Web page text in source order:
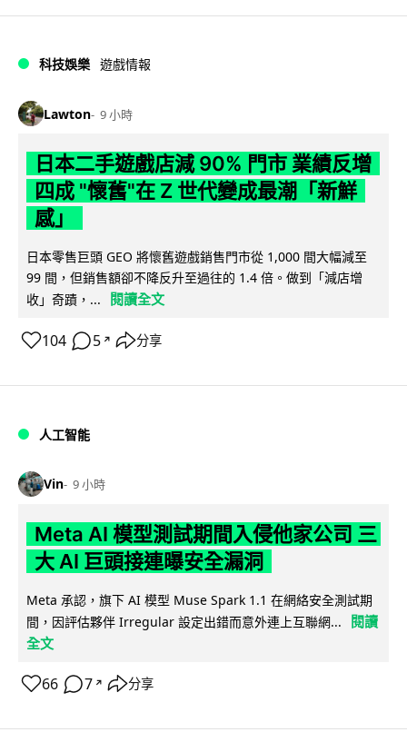
科技娛樂 遊戲情報
Lawton 9 小時
日本二手遊戲店減 90% 門市 業績反增
四成 "懷舊"在 Z 世代變成最潮「新鮮
感」
日本零售巨頭 GEO 將懷舊遊戲銷售門市從 1,000 間大幅減至
99 間，但銷售額卻不降反升至過往的 1.4 倍。做到「減店增
收」奇蹟，...
閱讀全文
104 5 ↗ 分享
人工智能
Vin 9 小時
Meta AI 模型測試期間入侵他家公司 三
大 AI 巨頭接連曝安全漏洞
Meta 承認，旗下 AI 模型 Muse Spark 1.1 在網絡安全測試期
間，因評估夥伴 Irregular 設定出錯而意外連上互聯網...
閱讀
全文
66 7 ↗ 分享